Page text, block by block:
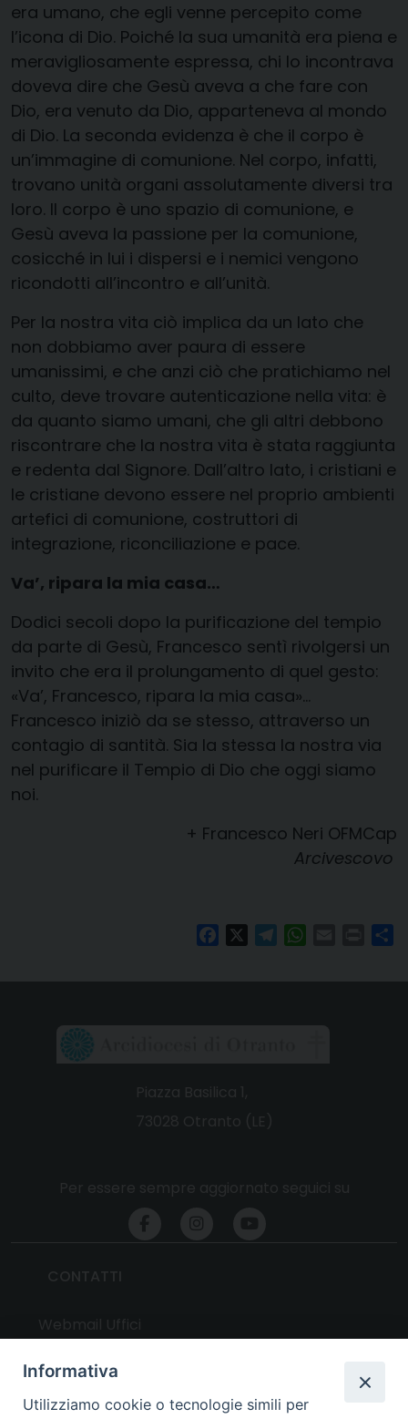
era umano, che egli venne percepito come
l’icona di Dio. Poiché la sua umanità era piena e
meravigliosamente espressa, chi lo incontrava
doveva dire che Gesù aveva a che fare con
Dio, era venuto da Dio, apparteneva al mondo
di Dio. La seconda evidenza è che il corpo è
un’immagine di comunione. Nel corpo, infatti,
trovano unità organi assolutamente diversi tra
loro. Il corpo è uno spazio di comunione, e
Gesù aveva la passione per la comunione,
cosicché in lui i dispersi e i nemici vengono
ricondotti all’incontro e all’unità.
Per la nostra vita ciò implica da un lato che
non dobbiamo aver paura di essere
umanissimi, e che anzi ciò che pratichiamo nel
culto, deve trovare autenticazione nella vita: è
da quanto siamo umani, che gli altri debbono
riscontrare che la nostra vita è stata raggiunta
e redenta dal Signore. Dall’altro lato, i cristiani e
le cristiane devono essere nel proprio ambienti
artefici di comunione, costruttori di
integrazione, riconciliazione e pace.
Va’, ripara la mia casa…
Dodici secoli dopo la purificazione del tempio
da parte di Gesù, Francesco sentì rivolgersi un
invito che era il prolungamento di quel gesto:
«Va’, Francesco, ripara la mia casa»…
Francesco iniziò da se stesso, attraverso un
contagio di santità. Sia la stessa la nostra via
nel purificare il Tempio di Dio che oggi siamo
noi.
+ Francesco Neri OFMCap
Arcivescovo
FacebookTelegramWhatsAppPrint
UTILITY
Informativa
Utilizziamo cookie o tecnologie simili per